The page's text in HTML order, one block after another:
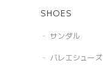
SHOES
サンダル
バレエシューズ